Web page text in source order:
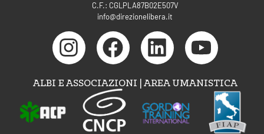
C.F.: CGLPLA87B02E507V
info@direzionelibera.it
ALBI E ASSOCIAZIONI | AREA UMANISTICA